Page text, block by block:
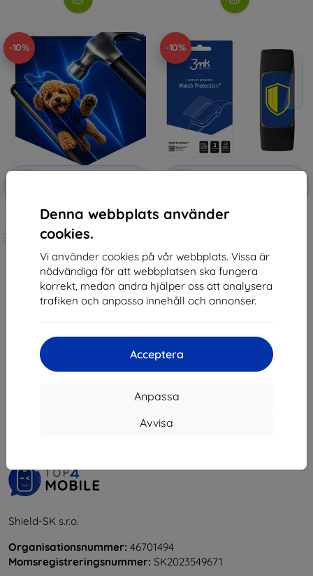
Denna webbplats använder
cookies.
Vi använder cookies på vår webbplats. Vissa är
nödvändiga för att webbplatsen ska fungera
korrekt, medan andra hjälper oss att analysera
trafiken och anpassa innehåll och annonser.
Acceptera
Anpassa
Avvisa
-10%
Rabatt
3mk Hammer protective film
Tillverkat efter mått
247 kr
222 kr
I lager 4 st
-10%
Rabatt
3MK Folia ARC FS FitBit Charge 5
132 kr
I lager > 5 st
Shield-SK s.r.o.
Organisationsnummer: 46701494
Momsregistreringsnummer: SK2023549671